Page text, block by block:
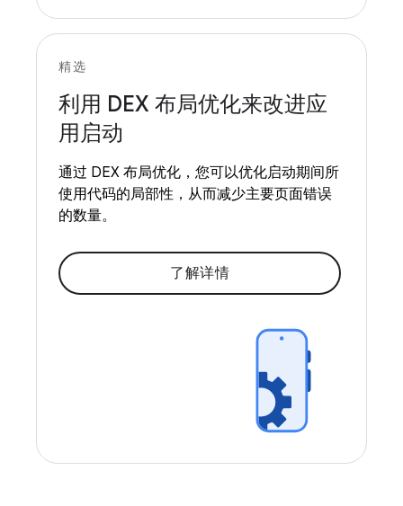
精选
利用 DEX 布局优化来改进应
用启动
通过 DEX 布局优化，您可以优化启动期间所
使用代码的局部性，从而减少主要页面错误
的数量。
了解详情